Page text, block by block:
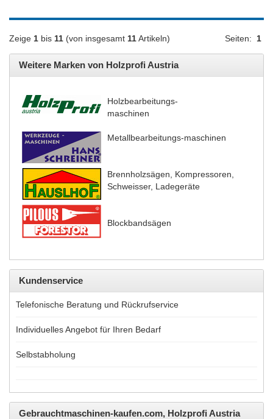
Zeige 1 bis 11 (von insgesamt 11Artikeln) Seiten: 1
Weitere Marken von Holzprofi Austria
Holzbearbeitungs-
maschinen
Metallbearbeitungs-maschinen
Brennholzsägen, Kompressoren,
Schweisser, Ladegeräte
Blockbandsägen
Kundenservice
Telefonische Beratung und Rückrufservice
Individuelles Angebot für Ihren Bedarf
Selbstabholung
Gebrauchtmaschinen-kaufen.com, Holzprofi Austria